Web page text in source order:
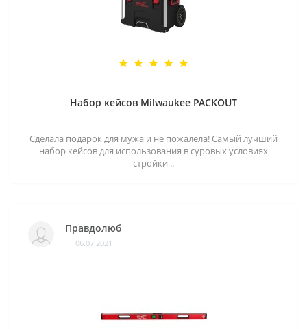
Набор кейсов Milwaukee PACKOUT
Сделала подарок для мужа и не пожалела! Самый лучший
набор кейсов для использования в суровых условиях
стройки ..
Правдолюб
06.07.2021